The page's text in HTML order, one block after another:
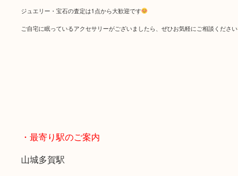
ジュエリー・宝石の査定は1点から大歓迎です
ご自宅に眠っているアクセサリーがございましたら、ぜひお気軽にご相談ください
・最寄り駅のご案内
山城多賀駅